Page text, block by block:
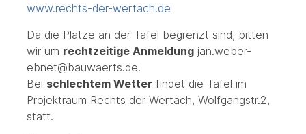
www.rechts-der-wertach.de
Da die Plätze an der Tafel begrenzt sind, bitten
wir um rechtzeitige Anmeldungjan.weber-
ebnet@bauwaerts.de.
Bei schlechtem Wetterfindet die Tafel im
Projektraum Rechts der Wertach, Wolfgangstr.2,
statt.